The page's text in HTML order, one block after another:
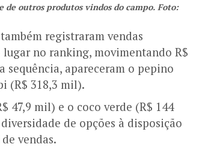
outros produtos vindos do campo. Foto:
registraram vendas
no ranking, movimentando R$
sequência, apareceram o pepino
(R$ 318,3 mil).
47,9 mil) e o coco verde (R$ 144
de opções à disposição
vendas.